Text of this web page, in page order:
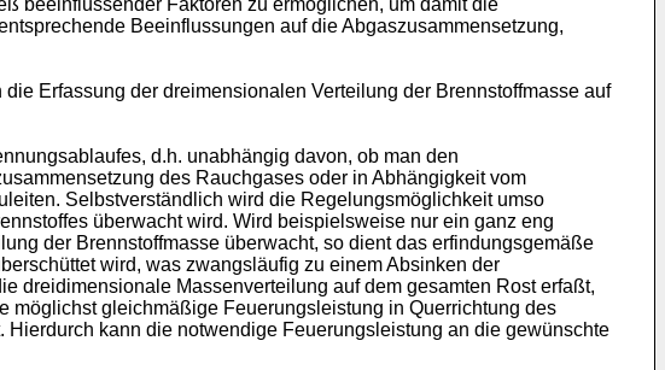
beeinflussender Faktoren zu ermöglichen, um damit die
Beeinflussungen auf die Abgaszusammensetzung,
Erfassung der dreimensionalen Verteilung der Brennstoffmasse auf
d.h. unabhängig davon, ob man den
des Rauchgases oder in Abhängigkeit vom
Selbstverständlich wird die Regelungsmöglichkeit umso
überwacht wird. Wird beispielsweise nur ein ganz eng
der Brennstoffmasse überwacht, so dient das erfindungsgemäße
wird, was zwangsläufig zu einem Absinken der
dreidimensionale Massenverteilung auf dem gesamten Rost erfaßt,
gleichmäßige Feuerungsleistung in Querrichtung des
kann die notwendige Feuerungsleistung an die gewünschte